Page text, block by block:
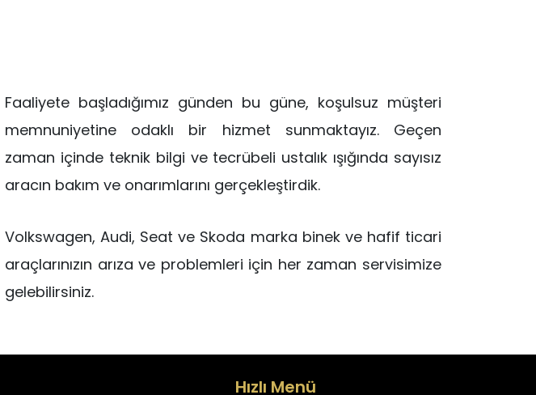
Faaliyete başladığımız günden bu güne, koşulsuz müşteri
memnuniyetine odaklı bir hizmet sunmaktayız. Geçen
zaman içinde teknik bilgi ve tecrübeli ustalık ışığında sayısız
aracın bakım ve onarımlarını gerçekleştirdik.
Volkswagen, Audi, Seat ve Skoda marka binek ve hafif ticari
araçlarınızın arıza ve problemleri için her zaman servisimize
gelebilirsiniz.
Hızlı Menü